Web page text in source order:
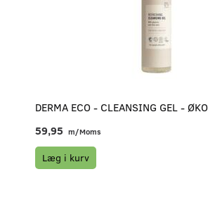
DERMA ECO - CLEANSING GEL - ØKO
59,95 m/Moms
Læg i kurv